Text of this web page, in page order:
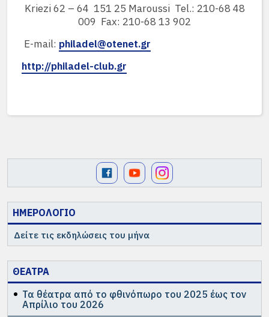
ΗΜΕΡΟΛΟΓΙΟ
Δείτε τις εκδηλώσεις του μήνα
ΘΕΑΤΡΑ
Τα θέατρα από το φθινόπωρο του 2025 έως τον
Απρίλιο του 2026
Kriezi 62 – 64  151 25 Maroussi  Tel.: 210-68 48
009  Fax: 210-68 13 902
 E-mail: philadel@otenet.gr
http://philadel-club.gr